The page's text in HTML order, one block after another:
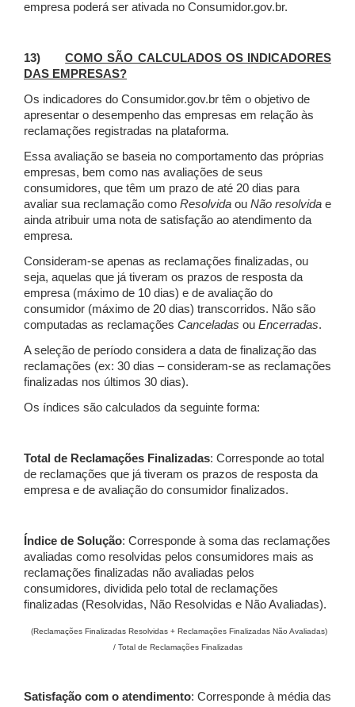
empresa poderá ser ativada no Consumidor.gov.br.
13)COMO SÃO CALCULADOS OS INDICADORES
DAS EMPRESAS?
Os indicadores do Consumidor.gov.br têm o objetivo de
apresentar o desempenho das empresas em relação às
reclamações registradas na plataforma.
Essa avaliação se baseia no comportamento das próprias
empresas, bem como nas avaliações de seus
consumidores, que têm um prazo de até 20 dias para
avaliar sua reclamação como Resolvida ou Não resolvida e
ainda atribuir uma nota de satisfação ao atendimento da
empresa.
Consideram-se apenas as reclamações finalizadas, ou
seja, aquelas que já tiveram os prazos de resposta da
empresa (máximo de 10 dias) e de avaliação do
consumidor (máximo de 20 dias) transcorridos. Não são
computadas as reclamações Canceladas ou Encerradas.
A seleção de período considera a data de finalização das
reclamações (ex: 30 dias – consideram-se as reclamações
finalizadas nos últimos 30 dias).
Os índices são calculados da seguinte forma:
Total de Reclamações Finalizadas: Corresponde ao total
de reclamações que já tiveram os prazos de resposta da
empresa e de avaliação do consumidor finalizados.
Índice de Solução: Corresponde à soma das reclamações
avaliadas como resolvidas pelos consumidores mais as
reclamações finalizadas não avaliadas pelos
consumidores, dividida pelo total de reclamações
finalizadas (Resolvidas, Não Resolvidas e Não Avaliadas).
(Reclamações Finalizadas Resolvidas + Reclamações Finalizadas Não Avaliadas)
/ Total de Reclamações Finalizadas
Satisfação com o atendimento: Corresponde à média das